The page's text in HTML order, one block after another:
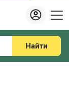
Найти